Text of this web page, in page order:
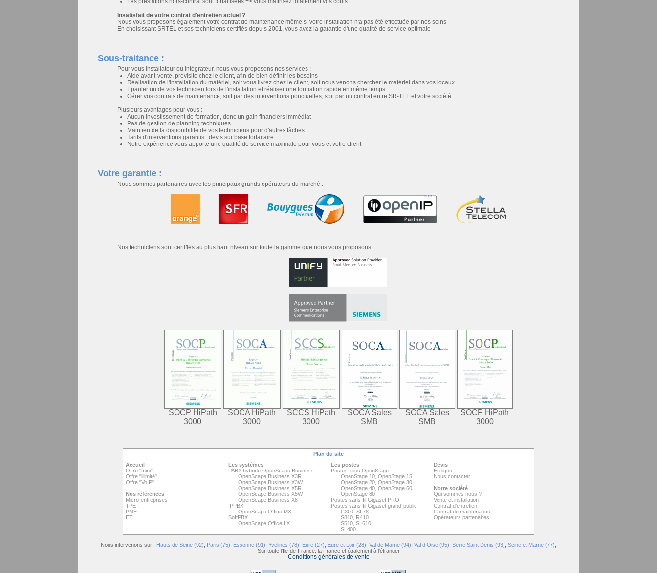
Insatisfait de votre contrat d'entretien actuel ?
Nous vous proposons également votre contrat de maintenance même si votre installation n'a pas été effectuée par nos soins
En choisissant SRTEL et ses techniciens certifiés depuis 2001, vous avez la garantie d'une qualité de service optimale
Sous-traitance :
Pour vous installateur ou intégrateur, nous vous proposons nos services :
Aide avant-vente, prévisite chez le client, afin de bien définir les besoins
Réalisation de l'installation du matériel, soit vous livrez chez le client, soit nous venons chercher le matériel dans vos locaux
Epauler un de vos technicien lors de l'installation et réaliser une formation rapide en même temps
Gérer vos contrats de maintenance, soit par des interventions ponctuelles, soit par un contrat entre SR-TEL et votre société
Plusieurs avantages pour vous :
Aucun investissement de formation, donc un gain financiers immédiat
Pas de gestion de planning techniques
Maintien de la disponibilité de vos techniciens pour d'autres tâches
Tarifs d'interventions garantis : devis sur base forfaitaire
Notre expérience vous apporte une qualité de service maximale pour vous et votre client
Votre garantie :
Nous sommes partenaires avec les principaux grands opérateurs du marché :
Nos techniciens sont certifiés au plus haut niveau sur toute la gamme que nous vous proposons :
SOCP HiPath
3000
SOCA HiPath
3000
SCCS HiPath
3000
SOCA Sales
SMB
SOCA Sales
SMB
SOCP HiPath
3000
Plan du site
Accueil
Offre "mini"
Offre "illimité"
Offre "VoIP"
Nos références
Micro-entreprises
TPE
PME
ETI
Les systèmes
PABX hybride OpenScape Business
OpenScape Business X3R
OpenScape Business X3W
OpenScape Business X5R
OpenScape Business X5W
OpenScape Business X8
IPPBX
OpenScape Office MX
SoftPBX
OpenScape Office LX
Les postes
Postes fixes OpenStage
OpenStage 10 OpenStage 15
OpenStage 20 OpenStage 30
OpenStage 40 OpenStage 60
OpenStage 80
Postes sans-fil Gigaset PRO
Postes sans-fil Gigaset grand-public
C300 SL78
S810 R410
S510 SL610
SL400
Devis
En ligne
Nous contacter
Notre société
Qui sommes nous ?
Vente et installation
Contrat d'entretien
Contrat de maintenance
Opérateurs partenaires
Nous intervenons sur : Hauts de Seine (92) Paris (75) Essonne (91) Yvelines (78) Eure (27) Eure et Loir (28) Val de Marne (94) Val d Oise (95) Seine Saint Denis (93) Seine et Marne (77)
Sur toute l'Ile-de-France, la France et également à l'étranger
Conditions générales de vente